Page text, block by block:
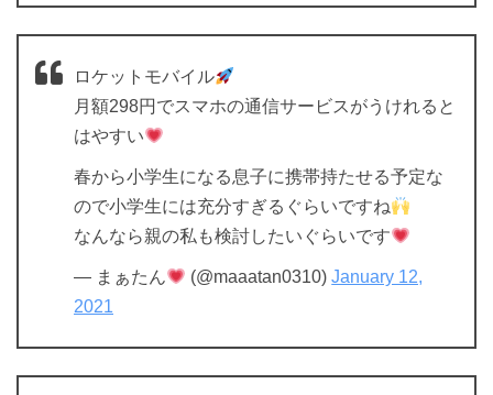
ロケットモバイル
月額298円でスマホの通信サービスがうけれると
はやすい
春から小学生になる息子に携帯持たせる予定な
ので小学生には充分すぎるぐらいですね
なんなら親の私も検討したいぐらいです
— まぁたん (@maaatan0310)January 12,
2021